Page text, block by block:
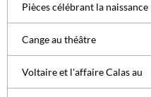
Pièces célébrant la naissance
Cange au théâtre
Voltaire et l'affaire Calas au